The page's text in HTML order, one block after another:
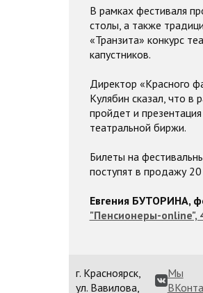
В рамках фестиваля
столы, а также
«Транзита» конкурс
капустников.
Директор «Красного
Кулябин сказал, что в
пройдет и
театральной биржи.
Билеты на
поступят в продажу
Евгения БУТОРИНА,
"Пенсионеры-online",
г. Красноярск,
ул. Вавилова,
Мы